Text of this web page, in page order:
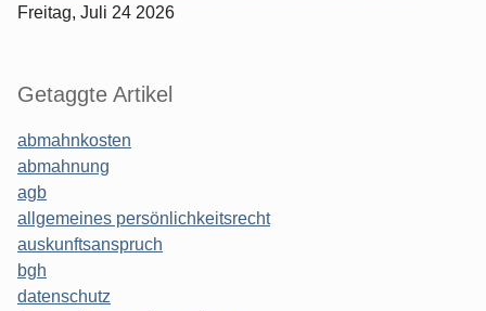
Freitag, Juli 24 2026
Getaggte Artikel
abmahnkosten
abmahnung
agb
allgemeines persönlichkeitsrecht
auskunftsanspruch
bgh
datenschutz